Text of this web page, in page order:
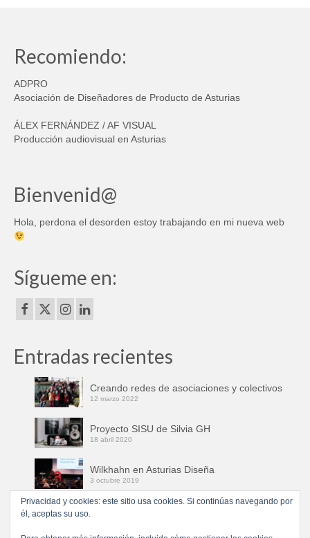
Recomiendo:
ADPRO
Asociación de Diseñadores de Producto de Asturias
ÁLEX FERNÁNDEZ / AF VISUAL
Producción audiovisual en Asturias
Bienvenid@
Hola, perdona el desorden estoy trabajando en mi nueva web
Sígueme en:
Entradas recientes
Creando redes de asociaciones y colectivos
12 marzo 2022
Proyecto SISU de Silvia GH
18 abril 2020
Wilkhahn en Asturias Diseña
3 octubre 2019
Privacidad y cookies: este sitio usa cookies. Si continúas navegando por
él, aceptas su uso.